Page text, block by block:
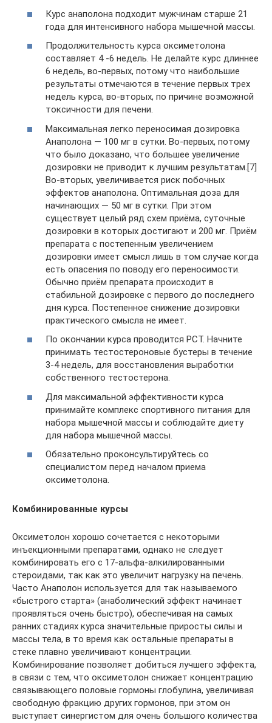
Курс анаполона подходит мужчинам старше 21
года для интенсивного набора мышечной массы.
Продолжительность курса оксиметолона
составляет 4 -6 недель. Не делайте курс длиннее
6 недель, во-первых, потому что наибольшие
результаты отмечаются в течение первых трех
недель курса, во-вторых, по причине возможной
токсичности для печени.
Максимальная легко переносимая дозировка
Анаполона — 100 мг в сутки. Во-первых, потому
что было доказано, что большее увеличение
дозировки не приводит к лучшим результатам.[7]
Во-вторых, увеличивается риск побочных
эффектов анаполона. Оптимальная доза для
начинающих — 50 мг в сутки. При этом
существует целый ряд схем приёма, суточные
дозировки в которых достигают и 200 мг. Приём
препарата с постепенным увеличением
дозировки имеет смысл лишь в том случае когда
есть опасения по поводу его переносимости.
Обычно приём препарата происходит в
стабильной дозировке с первого до последнего
дня курса. Постепенное снижение дозировки
практического смысла не имеет.
По окончании курса проводится PCT. Начните
принимать тестостероновые бустеры в течение
3-4 недель, для восстановления выработки
собственного тестостерона.
Для максимальной эффективности курса
принимайте комплекс спортивного питания для
набора мышечной массы и соблюдайте диету
для набора мышечной массы.
Обязательно проконсультируйтесь со
специалистом перед началом приема
оксиметолона.
Комбинированные курсы
Оксиметолон хорошо сочетается с некоторыми
инъекционными препаратами, однако не следует
комбинировать его с 17-альфа-алкилированными
стероидами, так как это увеличит нагрузку на печень.
Часто Анаполон используется для так называемого
«быстрого старта» (анаболический эффект начинает
проявляться очень быстро), обеспечивая на самых
ранних стадиях курса значительные приросты силы и
массы тела, в то время как остальные препараты в
стеке плавно увеличивают концентрации.
Комбинирование позволяет добиться лучшего эффекта,
в связи с тем, что оксиметолон снижает концентрацию
связывающего половые гормоны глобулина, увеличивая
свободную фракцию других гормонов, при этом он
выступает синергистом для очень большого количества